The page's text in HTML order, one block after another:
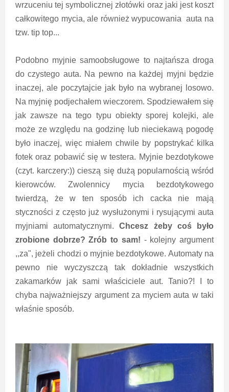
wrzuceniu tej symbolicznej złotówki oraz jaki jest koszt
całkowitego mycia, ale również wypucowania auta na
tzw. tip top...
Podobno myjnie samoobsługowe to najtańsza droga
do czystego auta. Na pewno na każdej myjni będzie
inaczej, ale poczytajcie jak było na wybranej losowo.
Na myjnię podjechałem wieczorem. Spodziewałem się
jak zawsze na tego typu obiekty sporej kolejki, ale
może ze względu na godzinę lub nieciekawą pogodę
było inaczej, więc miałem chwile by popstrykać kilka
fotek oraz pobawić się w testera. Myjnie bezdotykowe
(czyt. karczery:)) cieszą się dużą popularnością wśród
kierowców. Zwolennicy mycia bezdotykowego
twierdzą, że w ten sposób ich cacka nie mają
styczności z często już wysłużonymi i rysującymi auta
myjniami automatycznymi.Chcesz żeby coś było
zrobione dobrze? Zrób to sam! - kolejny argument
,,za", jeżeli chodzi o myjnie bezdotykowe. Automaty na
pewno nie wyczyszczą tak dokładnie wszystkich
zakamarków jak sami właściciele aut. Tanio?! I to
chyba najważniejszy argument za myciem auta w taki
właśnie sposób.